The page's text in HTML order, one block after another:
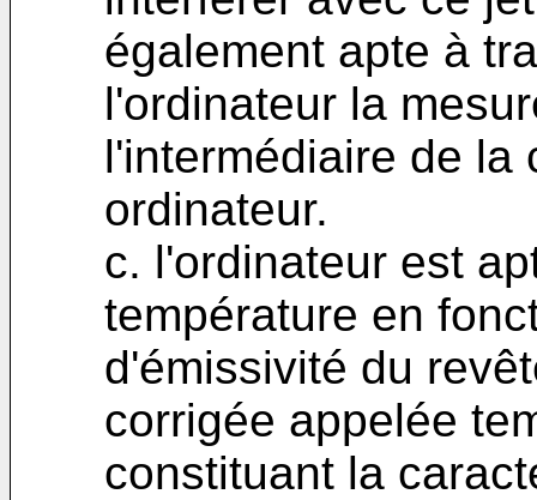
également apte à
l'ordinateur la
l'intermédiaire de la
ordinateur.
c. l'ordinateur est
température en
d'émissivité du
corrigée appelée
constituant la